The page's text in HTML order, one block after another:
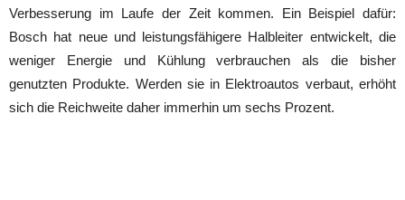
Verbesserung im Laufe der Zeit kommen. Ein Beispiel dafür:
Bosch hat neue und leistungsfähigere Halbleiter entwickelt, die
weniger Energie und Kühlung verbrauchen als die bisher
genutzten Produkte. Werden sie in Elektroautos verbaut, erhöht
sich die Reichweite daher immerhin um sechs Prozent.